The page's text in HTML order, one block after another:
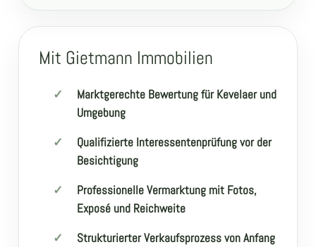
Mit Gietmann Immobilien
Marktgerechte Bewertung für Kevelaer und
Umgebung
Qualifizierte Interessentenprüfung vor der
Besichtigung
Professionelle Vermarktung mit Fotos,
Exposé und Reichweite
Strukturierter Verkaufsprozess von Anfang